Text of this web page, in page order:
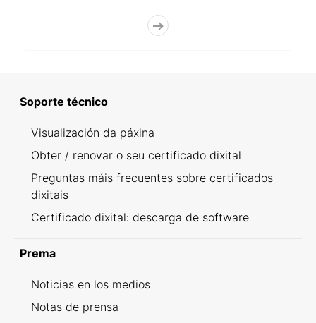
Soporte técnico
Visualización da páxina
Obter / renovar o seu certificado dixital
Preguntas máis frecuentes sobre certificados
dixitais
Certificado dixital: descarga de software
Prema
Noticias en los medios
Notas de prensa